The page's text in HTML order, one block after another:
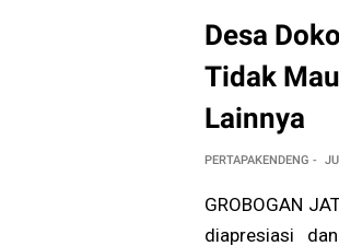
Desa
Tidak
Lainnya
PERTAPAKENDENG
GROBOGAN
diapresiasi